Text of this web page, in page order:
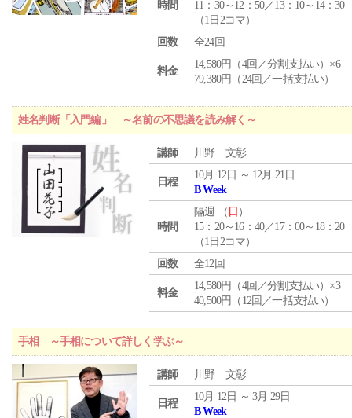
時間
11：30～12：50／13：10～14：30
（1日2コマ）
回数
全24回
料金
14,580円（4回／分割支払い）×6
79,380円（24回／一括支払い）
姓名判断「入門編」 ～名前の不思議を読み解く～
講師 川野 文彰
日程
10月 12日 ～ 12月 21日
B Week
時間
隔週 （ 日 ）
15：20～16：40／17：00～18：20
（1日2コマ）
回数
全12回
料金
14,580円（4回／分割支払い）×3
40,500円（12回／一括支払い）
手相 ～手相について詳しく学ぶ～
講師 川野 文彰
日程
10月 12日 ～ 3月 29日
B Week